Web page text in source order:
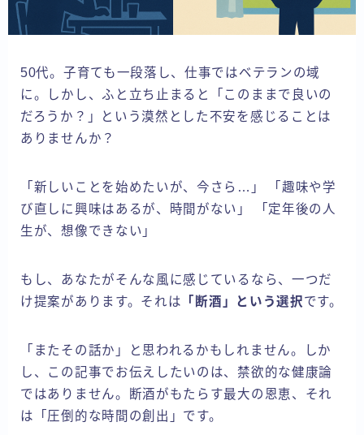
50代。子育ても一段落し、仕事ではベテランの域
に。しかし、ふと立ち止まると「このままで良いの
だろうか？」という漠然とした不安を感じることは
ありませんか？
「新しいことを始めたいが、今さら…」 「趣味や学
び直しに興味はあるが、時間がない」 「定年後の人
生が、想像できない」
もし、あなたがそんな風に感じているなら、一つだ
け提案があります。それは 「断酒」という選択です。
「またその話か」と思われるかもしれません。しか
し、この記事でお伝えしたいのは、禁欲的な健康論
ではありません。断酒がもたらす最大の恩恵、それ
は「圧倒的な時間の創出」です。